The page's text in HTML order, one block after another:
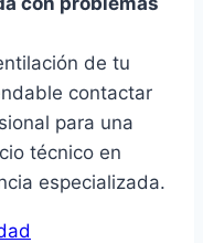
de tu
contactar
para una
técnico en
especializada.